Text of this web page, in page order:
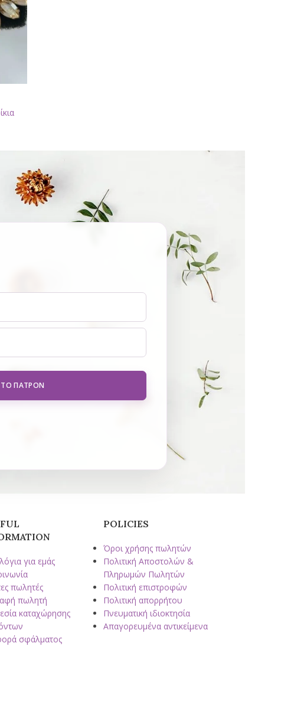
ΠΑΤΡΌΝ
για εμάς
πωλητές
πωλητή
καταχώρησης
σφάλματος
POLICIES
Όροι χρήσης πωλητών
Πολιτική Αποστολών &
Πληρωμών Πωλητών
Πολιτική επιστροφών
Πολιτική απορρήτου
Πνευματική ιδιοκτησία
Απαγορευμένα αντικείμενα